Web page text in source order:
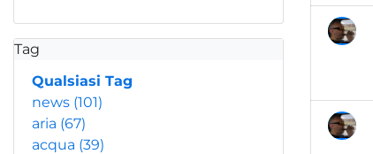
Tag
Qualsiasi Tag
news (101)
aria (67)
acqua (39)